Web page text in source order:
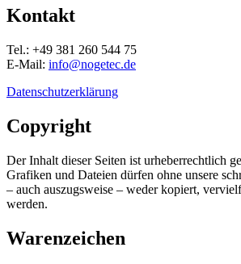
Kontakt
Tel.: +49 381 260 544 75
E-Mail: info@nogetec.de
Datenschutzerklärung
Copyright
Der Inhalt dieser Seiten ist urheberrechtlich
Grafiken und Dateien dürfen ohne unsere
– auch auszugsweise – weder kopiert,
werden.
Warenzeichen